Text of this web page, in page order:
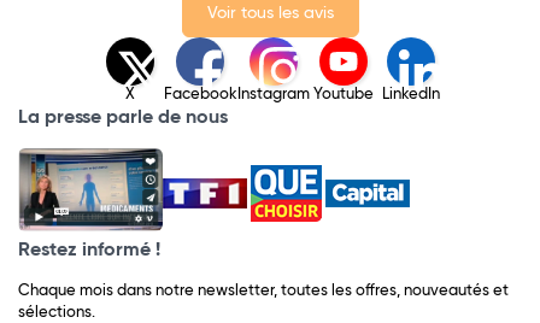
Voir tous les avis
X Facebook Instagram Youtube LinkedIn
La presse parle de nous
Restez informé !
Chaque mois dans notre newsletter, toutes les offres, nouveautés et
sélections.